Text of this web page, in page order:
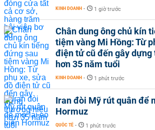
KINH DOANH - 1 giờ trước
Chân dung ông chủ kín
tiệm vàng Mi Hồng: Từ
điện tử cũ đến gây
hơn 35 năm tuổi
KINH DOANH - 1 phút trước
Iran đòi Mỹ rút quân để
Hormuz
QUỐC TẾ - 1 phút trước